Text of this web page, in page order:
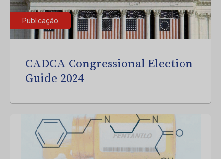
Publicação
CADCA Congressional Election
Guide 2024